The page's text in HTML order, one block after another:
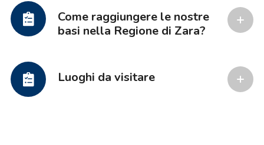
Come raggiungere le nostre
basi nella Regione di Zara?
Luoghi da visitare